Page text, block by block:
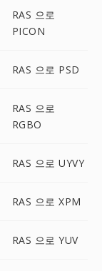
RAS 으로
PICON
RAS 으로 PSD
RAS 으로
RGBO
RAS 으로 UYVY
RAS 으로 XPM
RAS 으로 YUV